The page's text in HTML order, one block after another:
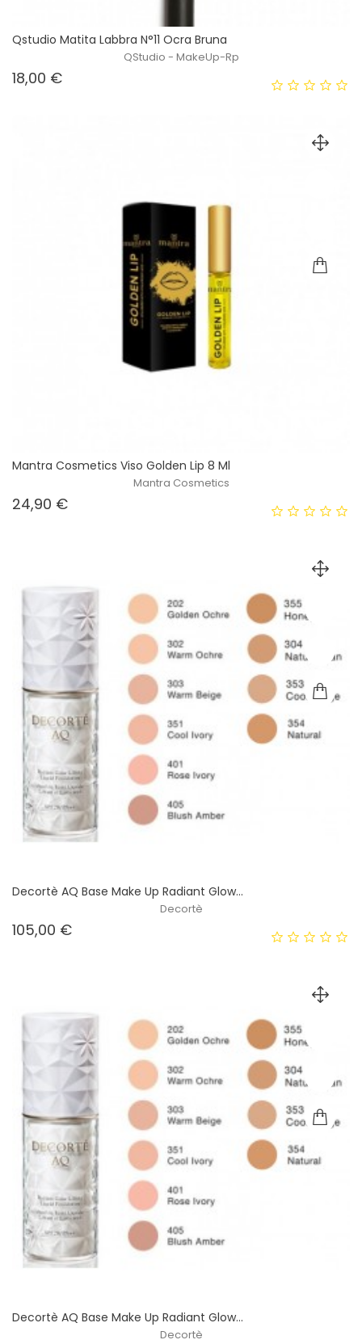
Qstudio Matita Labbra N°11 Ocra Bruna
QStudio - MakeUp-Rp
18,00 €Prezzo
Mantra Cosmetics Viso Golden Lip 8 Ml
Mantra Cosmetics
24,90 €Prezzo
Decortè AQ Base Make Up Radiant Glow...
Decortè
105,00 €Prezzo
Decortè AQ Base Make Up Radiant Glow...
Decortè